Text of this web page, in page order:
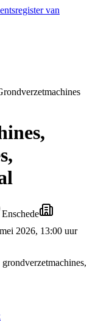
van
Enschede
2026, 13:00 uur